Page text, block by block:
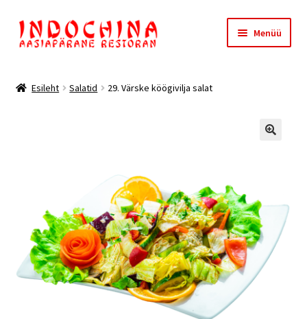
Liigu
navigeerimisele
Liigu
sisu
Menüü
Esileht Salatid 29. Värske köögivilja salat